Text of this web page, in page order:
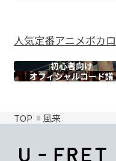
人気定番アニメボカロ
初心者向け
オフィシャルコード譜
TOP 風来